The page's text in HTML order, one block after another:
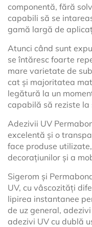
componentă, fără
capabili să se
gamă largă de
Atunci când sunt
se întăresc foarte
mare varietate de
cat și majoritatea
legătură la un
capabilă să reziste la
Adezivii UV
excelentă și o
face produse
decorațiunilor și a
Sigerom și
UV, cu vâscozități
lipirea instantanee
de uz general,
adezivi UV cu dublă